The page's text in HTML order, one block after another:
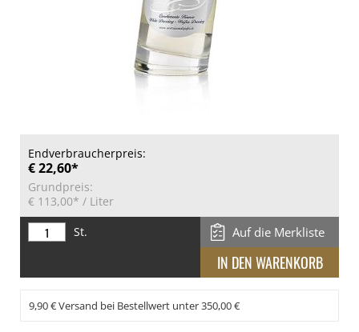
Endverbraucherpreis:
€ 22,60*
Grundpreis:
€ 113,00* / Liter
St.
Auf die Merkliste
9,90 € Versand bei Bestellwert unter 350,00 €